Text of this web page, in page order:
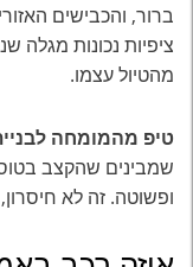
ברור, והכבישים
ציפיות נכונות מגלה
מהטיול עצמו.
טיפ מהמומחה
שמבינים שהקצב
ופשוטה. זה לא